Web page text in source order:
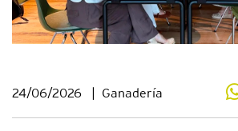
24/06/2026 | Ganadería